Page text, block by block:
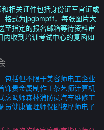
相关证件包括身份证军官证或
格式为jpgbmptif，每张图片大
至指定的报名邮箱等待资料审
收到培训考试中心的复函如
包括但不限于美容师电工企业
饰贵金属制作工茶艺师计算机
烹调师森林消防员汽车维修工
员健康管理师保健按摩师电子